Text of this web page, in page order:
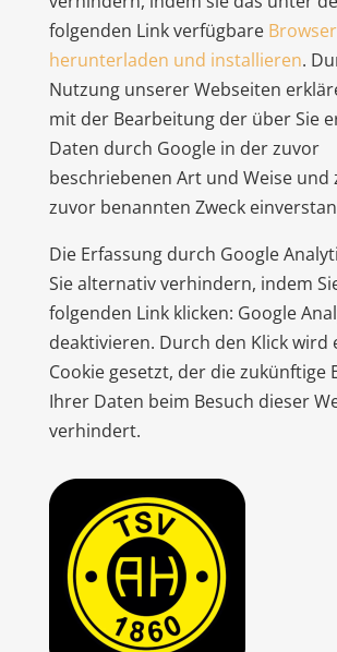
folgenden Link verfügbare
herunterladen und installieren.
Nutzung unserer Webseiten
mit der Bearbeitung der über Sie
Daten durch Google in der zuvor
beschriebenen Art und Weise und
zuvor benannten Zweck
Die Erfassung durch Google
Sie alternativ verhindern, indem
folgenden Link klicken: Google
deaktivieren. Durch den Klick wird
Cookie gesetzt, der die zukünftige
Ihrer Daten beim Besuch dieser
verhindert.